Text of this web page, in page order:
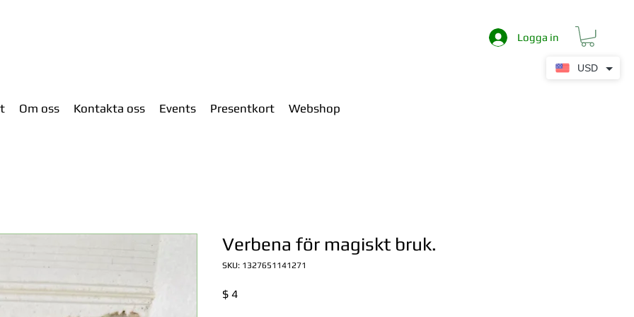
Logga in
Om oss Kontakta oss Events Presentkort Webshop
Verbena för magiskt bruk.
SKU: 1327651141271
$ 4Pris
USD